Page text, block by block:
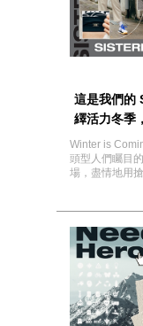
這是我們的
繹活力冬季
Winter is
頭型人們矚目
場，盡情地用